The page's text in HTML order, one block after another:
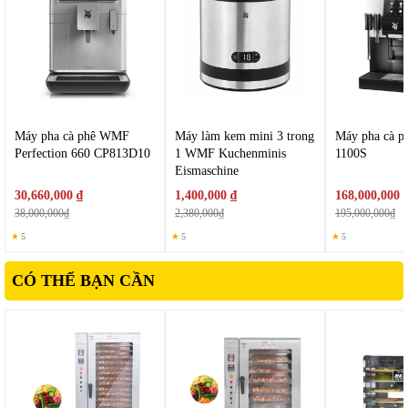
250W, giúp gia nhiệt nhang, vận hành êm ái và tiết kiệm chi phí sử
Máy pha cà phê WMF
Perfection 660 CP813D10
30,660,000 ₫
38,000,000₫
★ 5
Máy làm kem mini 3 trong
1 WMF Kuchenminis
Eismaschine
1,400,000 ₫
2,380,000₫
★ 5
Máy pha cà
1100S
168,000,000
195,000,000₫
★ 5
CÓ THỂ BẠN CẦN